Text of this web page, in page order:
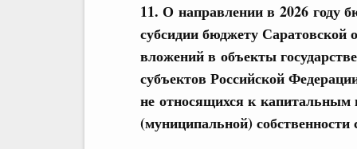
11. О направлении в 2026 году
субсидии бюджету Саратовской
вложений в объекты
субъектов Российской
не относящихся к капитальным
(муниципальной)